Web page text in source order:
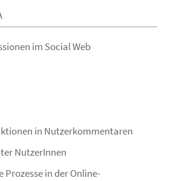
im Social Web
in Nutzerkommentaren
NutzerInnen
Prozesse in der Online-